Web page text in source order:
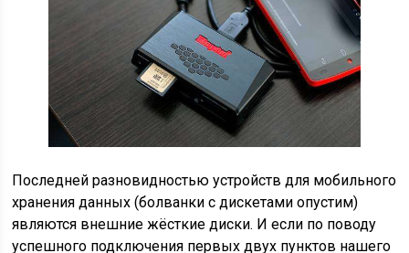
Последней разновидностью устройств для мобильного
хранения данных (болванки с дискетами опустим)
являются внешние жёсткие диски. И если по поводу
успешного подключения первых двух пунктов нашего